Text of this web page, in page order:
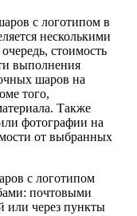
с логотипом в
несколькими
стоимость
выполнения
шаров на
того,
Также
фотографии на
от выбранных
с логотипом
почтовыми
или через пункты